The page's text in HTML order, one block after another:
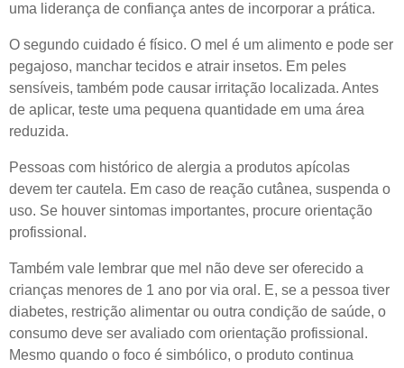
uma liderança de confiança antes de incorporar a prática.
O segundo cuidado é físico. O mel é um alimento e pode ser
pegajoso, manchar tecidos e atrair insetos. Em peles
sensíveis, também pode causar irritação localizada. Antes
de aplicar, teste uma pequena quantidade em uma área
reduzida.
Pessoas com histórico de alergia a produtos apícolas
devem ter cautela. Em caso de reação cutânea, suspenda o
uso. Se houver sintomas importantes, procure orientação
profissional.
Também vale lembrar que mel não deve ser oferecido a
crianças menores de 1 ano por via oral. E, se a pessoa tiver
diabetes, restrição alimentar ou outra condição de saúde, o
consumo deve ser avaliado com orientação profissional.
Mesmo quando o foco é simbólico, o produto continua